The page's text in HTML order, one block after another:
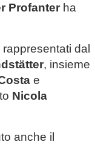
Profanter ha
dal
, insieme
e
Nicola
anche il